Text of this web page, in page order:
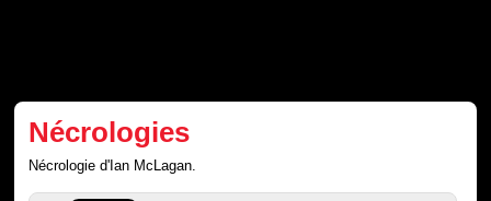
Nécrologies
Nécrologie d'Ian McLagan.